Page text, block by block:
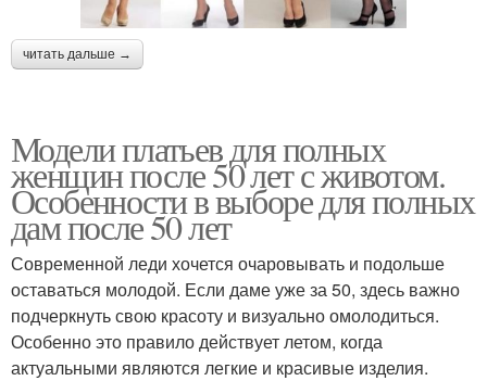
читать дальше →
Модели платьев для полных
женщин после 50 лет с животом.
Особенности в выборе для полных
дам после 50 лет
Современной леди хочется очаровывать и подольше
оставаться молодой. Если даме уже за 50, здесь важно
подчеркнуть свою красоту и визуально омолодиться.
Особенно это правило действует летом, когда
актуальными являются легкие и красивые изделия.